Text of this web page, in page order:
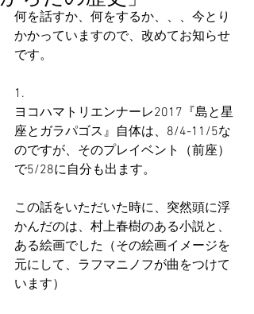
何を話すか、何をするか、、、今とり
かかっていますので、改めてお知らせ
です。
1.
ヨコハマトリエンナーレ2017『島と星
座とガラパゴス』自体は、8/4-11/5な
のですが、そのプレイベント（前座）
で5/28に自分も出ます。
この話をいただいた時に、突然頭に浮
かんだのは、村上春樹のある小説と、
ある絵画でした（その絵画イメージを
元にして、ラフマニノフが曲をつけて
います）